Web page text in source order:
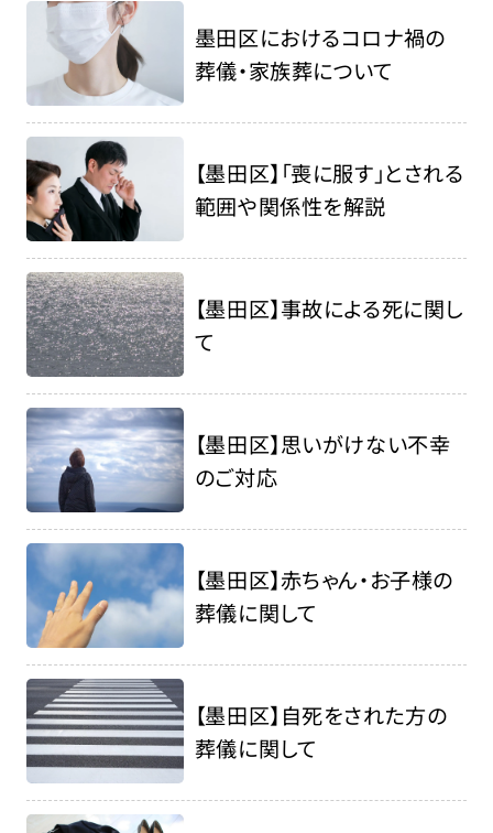
墨田区におけるコロナ禍の
葬儀・家族葬について
【墨田区】「喪に服す」とされる
範囲や関係性を解説
【墨田区】事故による死に関し
て
【墨田区】思いがけない不幸
のご対応
【墨田区】赤ちゃん・お子様の
葬儀に関して
【墨田区】自死をされた方の
葬儀に関して